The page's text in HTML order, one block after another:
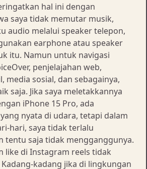
hal ini dengan
saya tidak memutar musik,
audio melalui speaker telepon,
earphone atau speaker
itu. Namun untuk navigasi
penjelajahan web,
media sosial, dan sebagainya,
saja. Jika saya meletakkannya
iPhone 15 Pro, ada
nyata di udara, tetapi dalam
hari, saya tidak terlalu
tentu saja tidak mengganggunya.
like di Instagram reels tidak
kadang jika di lingkungan